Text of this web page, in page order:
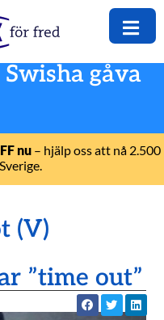
Swisha gåva
nu– hjälp oss att nå 2.500
(V)
”time out”